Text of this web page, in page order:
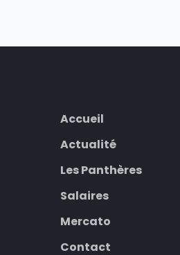
Accueil
Actualité
Les Panthères
Salaires
Mercato
Contact